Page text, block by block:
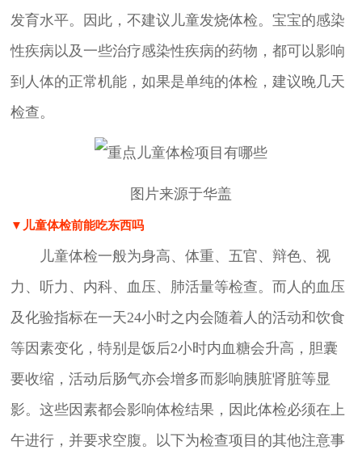
发育水平。因此，不建议儿童发烧体检。宝宝的感染
性疾病以及一些治疗感染性疾病的药物，都可以影响
到人体的正常机能，如果是单纯的体检，建议晚几天
检查。
图片来源于华盖
▼儿童体检前能吃东西吗
儿童体检一般为身高、体重、五官、辩色、视
力、听力、内科、血压、肺活量等检查。而人的血压
及化验指标在一天24小时之内会随着人的活动和饮食
等因素变化，特别是饭后2小时内血糖会升高，胆囊
要收缩，活动后肠气亦会增多而影响胰脏肾脏等显
影。这些因素都会影响体检结果，因此体检必须在上
午进行，并要求空腹。以下为检查项目的其他注意事